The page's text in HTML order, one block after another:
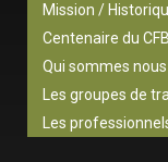
Mission /
Centenaire du
Qui sommes nous
Les groupes de
Les